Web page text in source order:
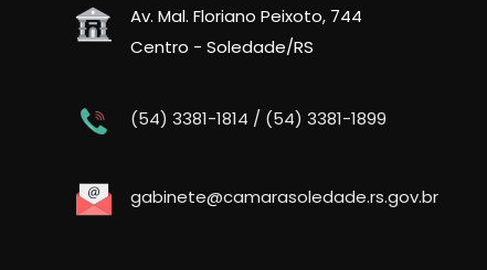
Av. Mal. Floriano Peixoto, 744
Centro - Soledade/RS
(54) 3381-1814 / (54) 3381-1899
gabinete@camarasoledade.rs.gov.br